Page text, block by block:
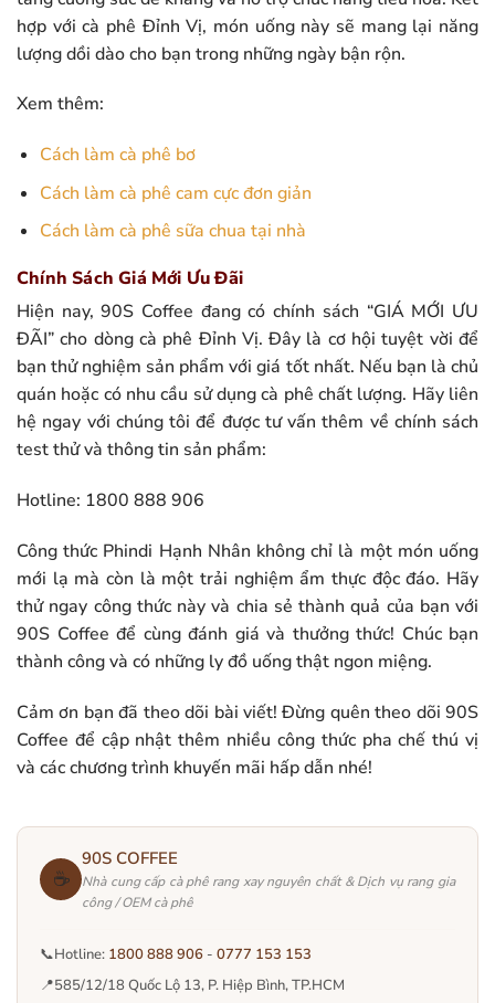
hợp với cà phê Đỉnh Vị, món uống này sẽ mang lại năng
lượng dồi dào cho bạn trong những ngày bận rộn.
Xem thêm:
Cách làm cà phê bơ
Cách làm cà phê cam cực đơn giản
Cách làm cà phê sữa chua tại nhà
Chính Sách Giá Mới Ưu Đãi
Hiện nay, 90S Coffee đang có chính sách “GIÁ MỚI ƯU
ĐÃI” cho dòng cà phê Đỉnh Vị. Đây là cơ hội tuyệt vời để
bạn thử nghiệm sản phẩm với giá tốt nhất. Nếu bạn là chủ
quán hoặc có nhu cầu sử dụng cà phê chất lượng. Hãy liên
hệ ngay với chúng tôi để được tư vấn thêm về chính sách
test thử và thông tin sản phẩm:
Hotline: 1800 888 906
Công thức Phindi Hạnh Nhân không chỉ là một món uống
mới lạ mà còn là một trải nghiệm ẩm thực độc đáo. Hãy
thử ngay công thức này và chia sẻ thành quả của bạn với
90S Coffee để cùng đánh giá và thưởng thức! Chúc bạn
thành công và có những ly đồ uống thật ngon miệng.
Cảm ơn bạn đã theo dõi bài viết! Đừng quên theo dõi 90S
Coffee để cập nhật thêm nhiều công thức pha chế thú vị
và các chương trình khuyến mãi hấp dẫn nhé!
☕
90S COFFEE
Nhà cung cấp cà phê rang xay nguyên chất & Dịch vụ rang gia
công / OEM cà phê
📞Hotline: 1800 888 906 - 0777 153 153
📍585/12/18 Quốc Lộ 13, P. Hiệp Bình, TP.HCM